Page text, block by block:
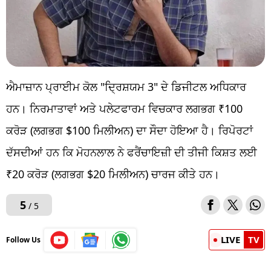
ਐਮਾਜ਼ਾਨ ਪ੍ਰਾਈਮ ਕੋਲ "ਦ੍ਰਿਸ਼ਯਮ 3" ਦੇ ਡਿਜੀਟਲ ਅਧਿਕਾਰ
ਹਨ। ਨਿਰਮਾਤਾਵਾਂ ਅਤੇ ਪਲੇਟਫਾਰਮ ਵਿਚਕਾਰ ਲਗਭਗ ₹100
ਕਰੋੜ (ਲਗਭਗ $100 ਮਿਲੀਅਨ) ਦਾ ਸੌਦਾ ਹੋਇਆ ਹੈ। ਰਿਪੋਰਟਾਂ
ਦੱਸਦੀਆਂ ਹਨ ਕਿ ਮੋਹਨਲਾਲ ਨੇ ਫਰੈਂਚਾਇਜ਼ੀ ਦੀ ਤੀਜੀ ਕਿਸ਼ਤ ਲਈ
₹20 ਕਰੋੜ (ਲਗਭਗ $20 ਮਿਲੀਅਨ) ਚਾਰਜ ਕੀਤੇ ਹਨ।
5/ 5
Follow Us LIVE TV